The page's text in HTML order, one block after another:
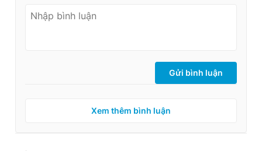
Gửi bình luận
Xem thêm bình luận